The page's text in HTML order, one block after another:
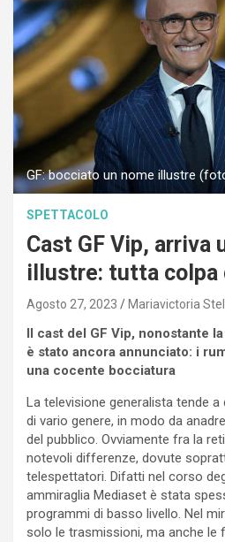
GF: bocciato un nome illustre
SPETTACOLO
Cast GF Vip, arriva
illustre: tutta colpa
Agosto 27, 2023 Mariavictoria
Il cast del GF Vip, nonostante
è stato ancora annunciato: i
una cocente bocciatura
La televisione generalista tende
di vario genere, in modo da
del pubblico. Ovviamente fra la
notevoli differenze, dovute
telespettatori. Difatti nel corso
ammiraglia Mediaset è stata
programmi di basso livello. Nel
solo le trasmissioni, ma anche le